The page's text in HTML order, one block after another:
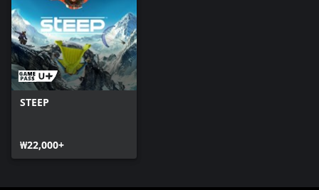
STEEP
₩22,000+